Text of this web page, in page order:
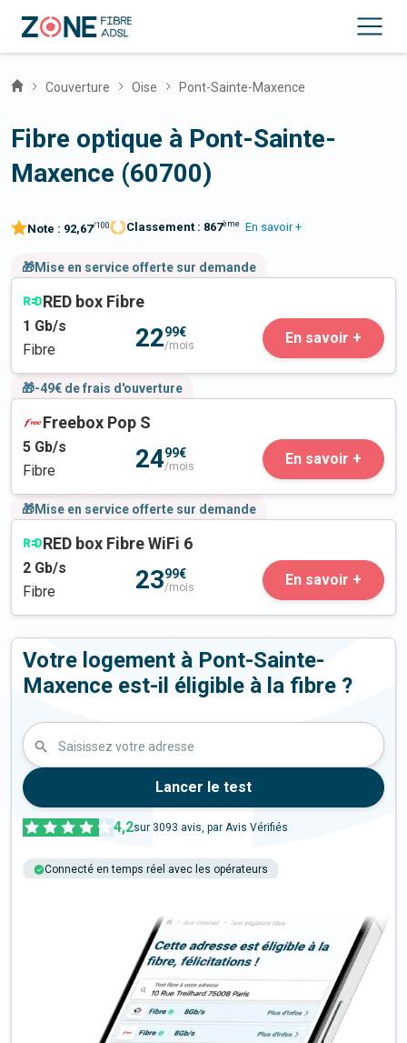
Couverture Oise Pont-Sainte-Maxence
Fibre optique à Pont-Sainte-
Maxence (60700)
Note : 92,67/100 Classement : 867ème En savoir +
🎁Mise en service offerte sur demande
RED box Fibre
1 Gb/s
Fibre
2299€
/mois En savoir +
🎁-49€ de frais d'ouverture
Freebox Pop S
5 Gb/s
Fibre
2499€
/mois En savoir +
🎁Mise en service offerte sur demande
RED box Fibre WiFi 6
2 Gb/s
Fibre
2399€
/mois En savoir +
Votre logement à Pont-Sainte-
Maxence est-il éligible à la fibre ?
Saisissez votre adresse
Lancer le test
4,2sur 3093 avis, par Avis Vérifiés
Connecté en temps réel avec les opérateurs